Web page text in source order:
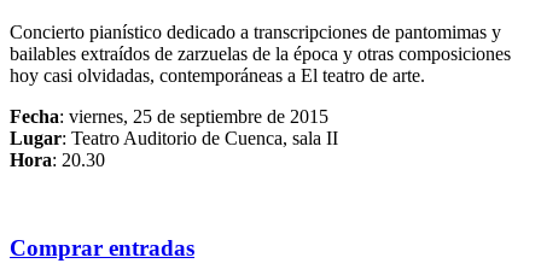
Concierto pianístico dedicado a transcripciones de pantomimas y
bailables extraídos de zarzuelas de la época y otras composiciones
hoy casi olvidadas, contemporáneas a El teatro de arte.
Fecha: viernes, 25 de septiembre de 2015
Lugar: Teatro Auditorio de Cuenca, sala II
Hora: 20.30
Comprar entradas